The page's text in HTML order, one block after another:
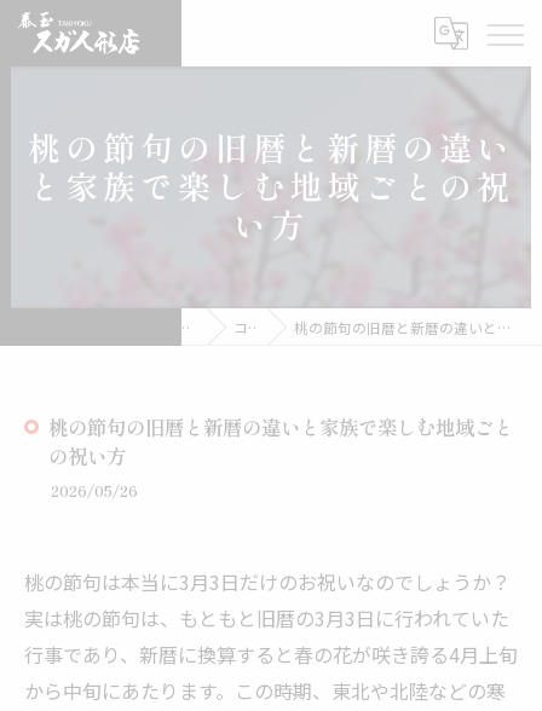
桃の節句の旧暦と新暦の違い
と家族で楽しむ地域ごとの祝
い方
雛人形の通販なら有限会社スガ人形店 コラム 桃の節句の旧暦と新暦の違いと家族で楽しむ地域ごとの祝い方
桃の節句の旧暦と新暦の違いと家族で楽しむ地域ごと
の祝い方
2026/05/26
桃の節句は本当に3月3日だけのお祝いなのでしょうか？
実は桃の節句は、もともと旧暦の3月3日に行われていた
行事であり、新暦に換算すると春の花が咲き誇る4月上旬
から中旬にあたります。この時期、東北や北陸などの寒